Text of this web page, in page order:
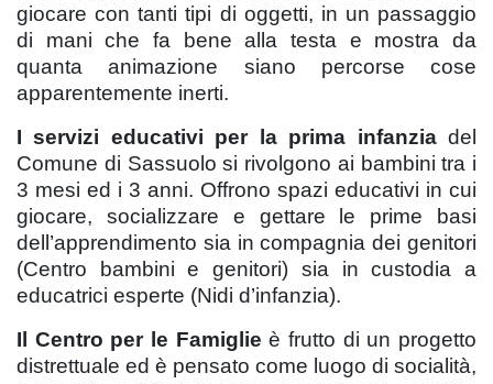
giocare con tanti tipi di oggetti, in un passaggio
di mani che fa bene alla testa e mostra da
quanta animazione siano percorse cose
apparentemente inerti.
I servizi educativi per la prima infanzia del
Comune di Sassuolo si rivolgono ai bambini tra i
3 mesi ed i 3 anni. Offrono spazi educativi in cui
giocare, socializzare e gettare le prime basi
dell’apprendimento sia in compagnia dei genitori
(Centro bambini e genitori) sia in custodia a
educatrici esperte (Nidi d’infanzia).
Il Centro per le Famiglieè frutto di un progetto
distrettuale ed è pensato come luogo di socialità,